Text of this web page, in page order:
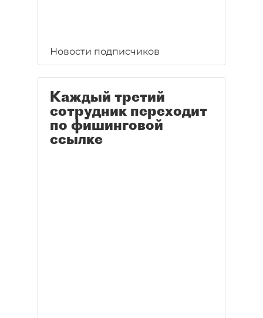
Новости подписчиков
Каждый третий
сотрудник переходит
по фишинговой
ссылке